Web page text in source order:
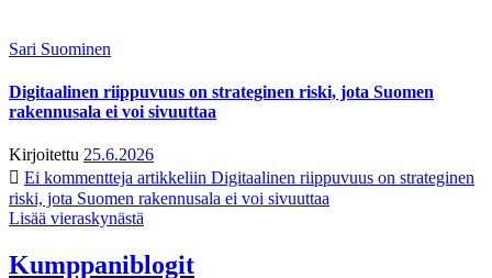
Sari Suominen
Digitaalinen riippuvuus on strateginen riski, jota Suomen
rakennusala ei voi sivuuttaa
Kirjoitettu 25.6.2026
Ei kommentteja artikkeliin Digitaalinen riippuvuus on strateginen
riski, jota Suomen rakennusala ei voi sivuuttaa
Lisää vieraskynästä
Kumppaniblogit